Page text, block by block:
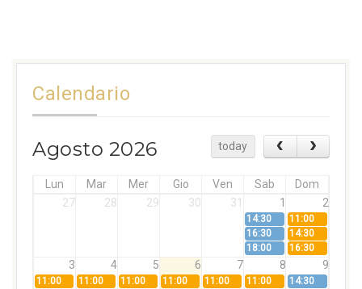
Calendario
Agosto 2026 today
Lun Mar Mer Gio Ven Sab
Dom
27
28 29 30 31 1 2
14:30
11:00
16:30
14:30
18:00
16:30
3 4 5 6 7 8 9
11:00 11:00 11:00 11:00 11:00 11:00 14:30